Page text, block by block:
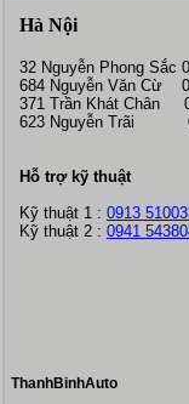
Hà Nội
32 Nguyễn Phong Sắc
684 Nguyễn Văn Cừ
371 Trần Khát Chân
623 Nguyễn Trãi
Hỗ trợ kỹ thuật
Kỹ thuật 1 : 0913
Kỹ thuật 2 : 0941
ThanhBinhAuto